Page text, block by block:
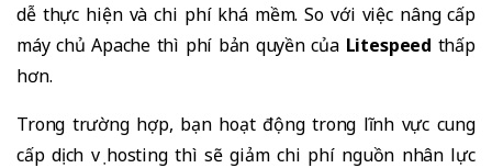
dễ thực hiện và chi phí khá mềm. So với việc nâng cấp
máy chủ Apache thì phí bản quyền của Litespeed thấp
hơn.
Trong trường hợp, bạn hoạt động trong lĩnh vực cung
cấp dịch vụ hosting thì sẽ giảm chi phí nguồn nhân lực